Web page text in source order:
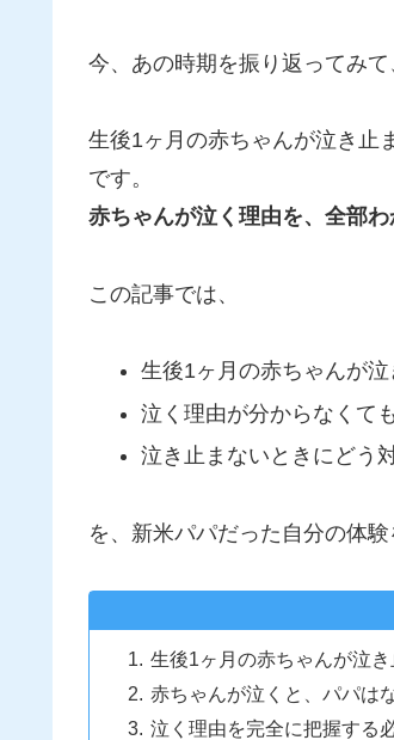
今、あの時期を振り返ってみ
生後1ヶ月の赤ちゃんが泣き止
です。
赤ちゃんが泣く理由を、全部わ
この記事では、
生後1ヶ月の赤ちゃんが
泣く理由が分からなくて
泣き止まないときにどう
を、新米パパだった自分の体験
生後1ヶ月の赤ちゃんが泣
赤ちゃんが泣くと、パパは
泣く理由を完全に把握する